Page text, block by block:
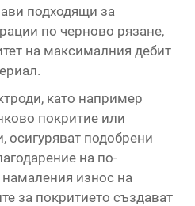
подходящи за
по черново рязане,
на максималния дебит
като например
покритие или
подобрени
на по-
износ на
за покритието създават